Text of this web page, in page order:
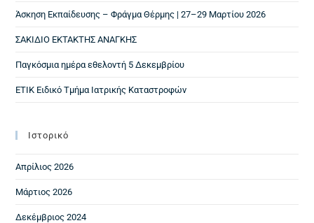
Άσκηση Εκπαίδευσης – Φράγμα Θέρμης | 27–29 Μαρτίου 2026
ΣΑΚΙΔΙΟ ΕΚΤΑΚΤΗΣ ΑΝΑΓΚΗΣ
Παγκόσμια ημέρα εθελοντή 5 Δεκεμβρίου
ΕΤΙΚ Ειδικό Τμήμα Ιατρικής Καταστροφών
Ιστορικό
Απρίλιος 2026
Μάρτιος 2026
Δεκέμβριος 2024